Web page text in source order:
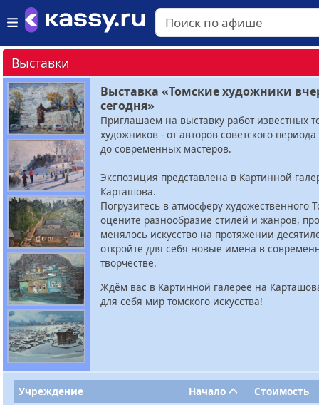
Выставки
Выставка «Томские художники
сегодня»
Приглашаем на выставку работ известных
художников - от авторов советского периода
до современных мастеров.
Экспозиция представлена в Картинной
Карташова.
Погрузитесь в атмосферу художественного
оцените разнообразие стилей и жанров,
менялось искусство на протяжении
откройте для себя новые имена в
творчестве.
Ждём вас в Картинной галерее на
для себя мир томского искусства!
Учреждение Начало
Стоимость